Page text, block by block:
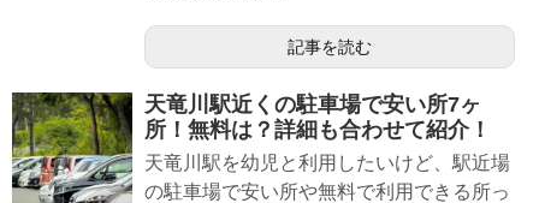
記事を読む
天竜川駅近くの駐車場で安い所7ヶ
所！無料は？詳細も合わせて紹介！
天竜川駅を幼児と利用したいけど、駅近場
の駐車場で安い所や無料で利用できる所っ